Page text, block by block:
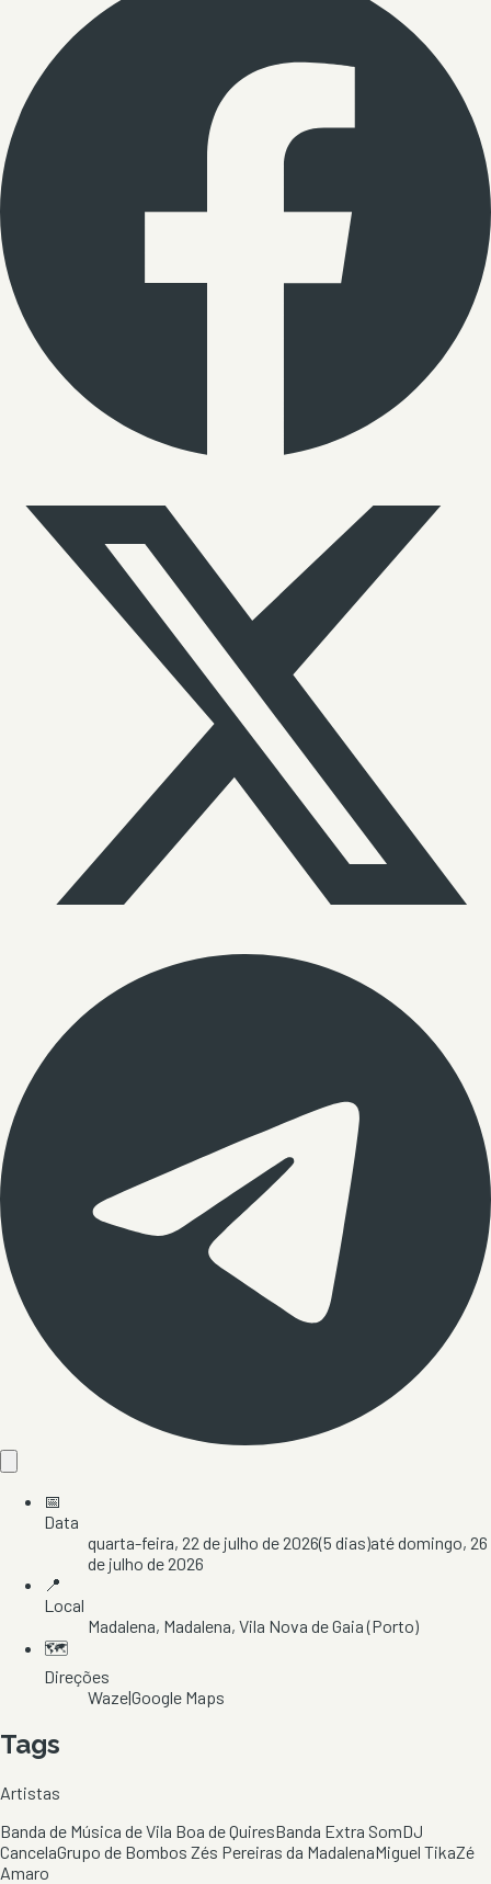
📅
Data
quarta-feira, 22 de julho de 2026(5 dias)atédomingo, 26
de julho de 2026
📍
Local
Madalena, Madalena, Vila Nova de Gaia(Porto)
🗺️
Direções
Waze|Google Maps
Tags
Artistas
Banda de Música de Vila Boa de QuiresBanda Extra SomDJ
CancelaGrupo de Bombos Zés Pereiras da MadalenaMiguel TikaZé
Amaro